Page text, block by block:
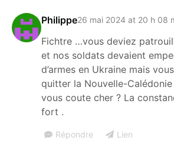
Philippe26 mai 2024 at 20 h 08
Fichtre …vous deviez
et nos soldats devaient
d’armes en Ukraine mais
quitter la Nouvelle-Calédonie
vous coute cher ? La
fort .
Répondre Lien